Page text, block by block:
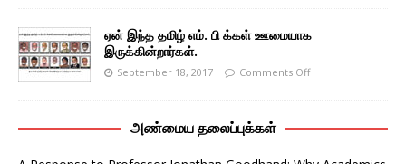
ஏன் இந்த தமிழ் எம். பி க்கள் ஊமையாக
இருக்கின்றார்கள்.
September 18, 2017 Comments Off
அண்மைய தலைப்புக்கள்